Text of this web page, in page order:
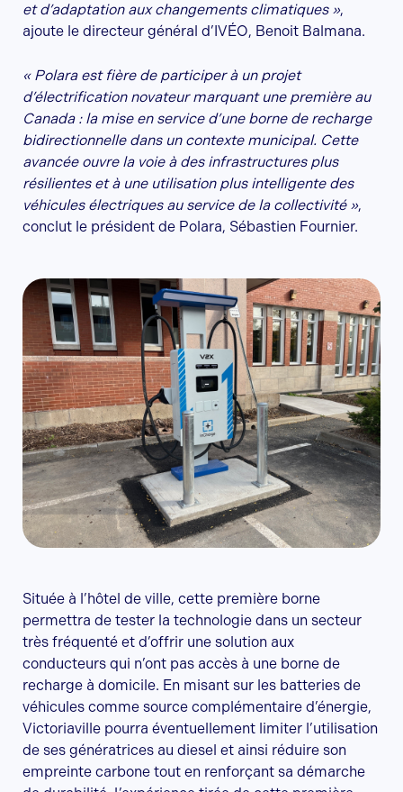
et d’adaptation aux changements climatiques »,
ajoute le directeur général d’IVÉO, Benoit Balmana.
« Polara est fière de participer à un projet
d’électrification novateur marquant une première au
Canada : la mise en service d’une borne de recharge
bidirectionnelle dans un contexte municipal. Cette
avancée ouvre la voie à des infrastructures plus
résilientes et à une utilisation plus intelligente des
véhicules électriques au service de la collectivité »,
conclut le président de Polara, Sébastien Fournier.
Située à l’hôtel de ville, cette première borne
permettra de tester la technologie dans un secteur
très fréquenté et d’offrir une solution aux
conducteurs qui n’ont pas accès à une borne de
recharge à domicile. En misant sur les batteries de
véhicules comme source complémentaire d’énergie,
Victoriaville pourra éventuellement limiter l’utilisation
de ses génératrices au diesel et ainsi réduire son
empreinte carbone tout en renforçant sa démarche